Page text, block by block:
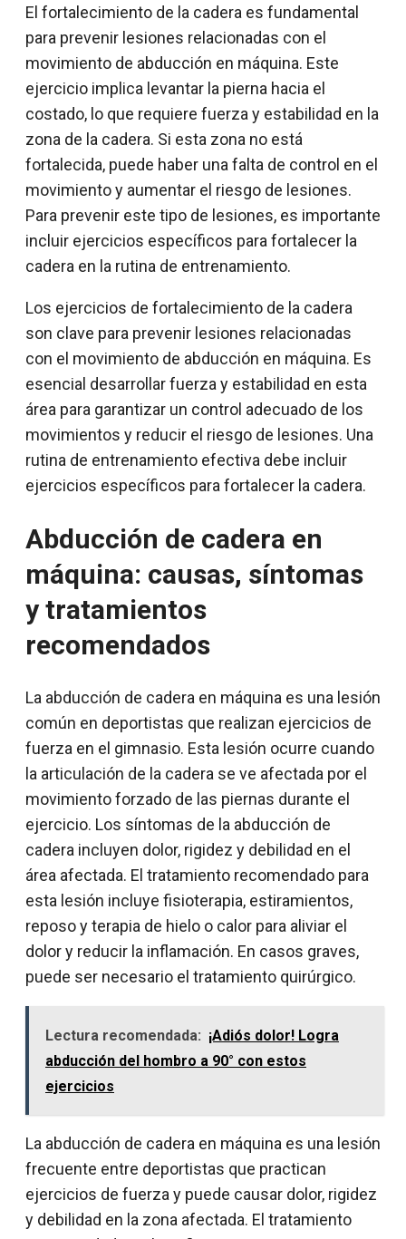
El fortalecimiento de la cadera es fundamental
para prevenir lesiones relacionadas con el
movimiento de abducción en máquina. Este
ejercicio implica levantar la pierna hacia el
costado, lo que requiere fuerza y estabilidad en la
zona de la cadera. Si esta zona no está
fortalecida, puede haber una falta de control en el
movimiento y aumentar el riesgo de lesiones.
Para prevenir este tipo de lesiones, es importante
incluir ejercicios específicos para fortalecer la
cadera en la rutina de entrenamiento.
Los ejercicios de fortalecimiento de la cadera
son clave para prevenir lesiones relacionadas
con el movimiento de abducción en máquina. Es
esencial desarrollar fuerza y estabilidad en esta
área para garantizar un control adecuado de los
movimientos y reducir el riesgo de lesiones. Una
rutina de entrenamiento efectiva debe incluir
ejercicios específicos para fortalecer la cadera.
Abducción de cadera en
máquina: causas, síntomas
y tratamientos
recomendados
La abducción de cadera en máquina es una lesión
común en deportistas que realizan ejercicios de
fuerza en el gimnasio. Esta lesión ocurre cuando
la articulación de la cadera se ve afectada por el
movimiento forzado de las piernas durante el
ejercicio. Los síntomas de la abducción de
cadera incluyen dolor, rigidez y debilidad en el
área afectada. El tratamiento recomendado para
esta lesión incluye fisioterapia, estiramientos,
reposo y terapia de hielo o calor para aliviar el
dolor y reducir la inflamación. En casos graves,
puede ser necesario el tratamiento quirúrgico.
Lectura recomendada: ¡Adiós dolor! Logra
abducción del hombro a 90° con estos
ejercicios
La abducción de cadera en máquina es una lesión
frecuente entre deportistas que practican
ejercicios de fuerza y puede causar dolor, rigidez
y debilidad en la zona afectada. El tratamiento